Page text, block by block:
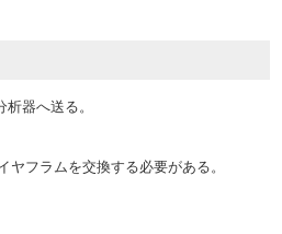
器へ送る。
フラムを交換する必要がある。